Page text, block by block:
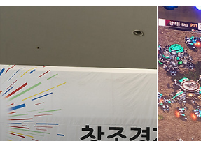
레이니아
다방면의 깊은 관심과 얕은 이해도를 갖춘 보편적
비주류이자 진화하는 영원한 주변인.
구독하기
구독하기 카카오톡